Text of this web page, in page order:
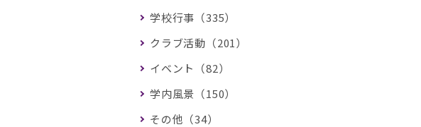
学校行事（335）
クラブ活動（201）
イベント（82）
学内風景（150）
その他（34）